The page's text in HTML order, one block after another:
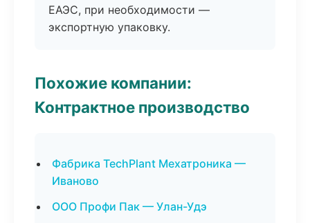
ЕАЭС, при необходимости —
экспортную упаковку.
Похожие компании:
Контрактное производство
Фабрика TechPlant Мехатроника —
Иваново
ООО Профи Пак — Улан-Удэ